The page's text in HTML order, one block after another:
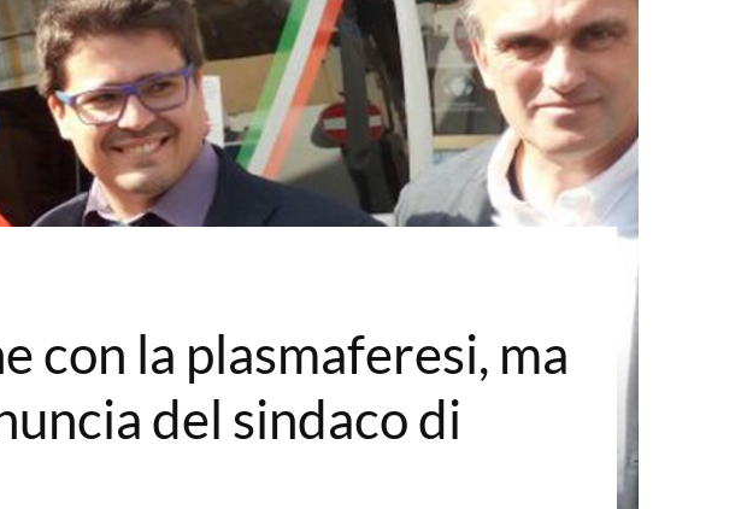
con la plasmaferesi, ma
del sindaco di